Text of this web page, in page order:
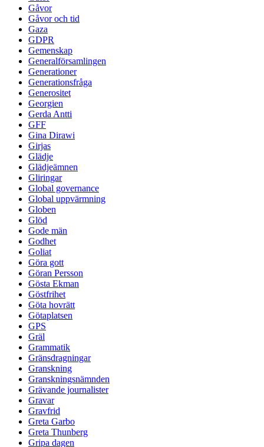
Gåvor
Gåvor och tid
Gaza
GDPR
Gemenskap
Generalförsamlingen
Generationer
Generationsfråga
Generositet
Georgien
Gerda Antti
GFF
Gina Dirawi
Girjas
Glädje
Glädjeämnen
Gliringar
Global governance
Global uppvärmning
Globen
Glöd
Gode män
Godhet
Goliat
Göra gott
Göran Persson
Gösta Ekman
Göstfrihet
Göta hovrätt
Götaplatsen
GPS
Gräl
Grammatik
Gränsdragningar
Granskning
Granskningsnämnden
Grävande journalister
Gravar
Gravfrid
Greta Garbo
Greta Thunberg
Gripa dagen